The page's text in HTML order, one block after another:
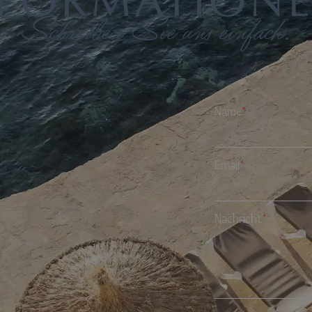
Schreiben Sie uns einfach.
Name*
Email *
Nachricht*